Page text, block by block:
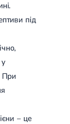
під
При
– це